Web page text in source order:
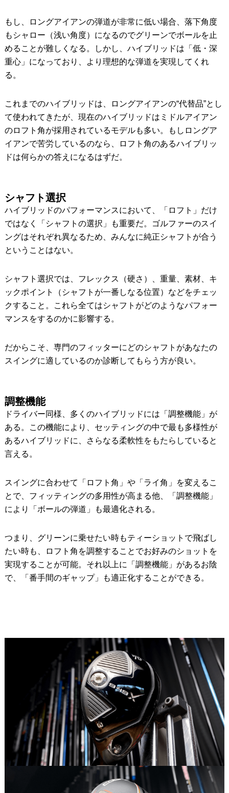
もし、ロングアイアンの弾道が非常に低い場合、落下角度
もシャロー（浅い角度）になるのでグリーンでボールを止
めることが難しくなる。しかし、ハイブリッドは「低・深
重心」になっており、より理想的な弾道を実現してくれ
る。
これまでのハイブリッドは、ロングアイアンの“代替品”とし
て使われてきたが、現在のハイブリッドはミドルアイアン
のロフト角が採用されているモデルも多い。もしロングア
イアンで苦労しているのなら、ロフト角のあるハイブリッ
ドは何らかの答えになるはずだ。
シャフト選択
ハイブリッドのパフォーマンスにおいて、「ロフト」だけ
ではなく「シャフトの選択」も重要だ。ゴルファーのスイ
ングはそれぞれ異なるため、みんなに純正シャフトが合う
ということはない。
シャフト選択では、フレックス（硬さ）、重量、素材、キ
ックポイント（シャフトが一番しなる位置）などをチェッ
クすること。これら全てはシャフトがどのようなパフォー
マンスをするのかに影響する。
だからこそ、専門のフィッターにどのシャフトがあなたの
スイングに適しているのか診断してもらう方が良い。
調整機能
ドライバー同様、多くのハイブリッドには「調整機能」が
ある。この機能により、セッティングの中で最も多様性が
あるハイブリッドに、さらなる柔軟性をもたらしていると
言える。
スイングに合わせて「ロフト角」や「ライ角」を変えるこ
とで、フィッティングの多用性が高まる他、「調整機能」
により「ボールの弾道」も最適化される。
つまり、グリーンに乗せたい時もティーショットで飛ばし
たい時も、ロフト角を調整することでお好みのショットを
実現することが可能。それ以上に「調整機能」があるお陰
で、「番手間のギャップ」も適正化することができる。